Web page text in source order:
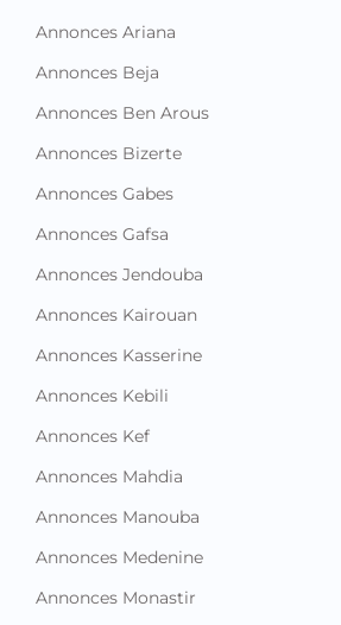
Annonces Ariana
Annonces Beja
Annonces Ben Arous
Annonces Bizerte
Annonces Gabes
Annonces Gafsa
Annonces Jendouba
Annonces Kairouan
Annonces Kasserine
Annonces Kebili
Annonces Kef
Annonces Mahdia
Annonces Manouba
Annonces Medenine
Annonces Monastir